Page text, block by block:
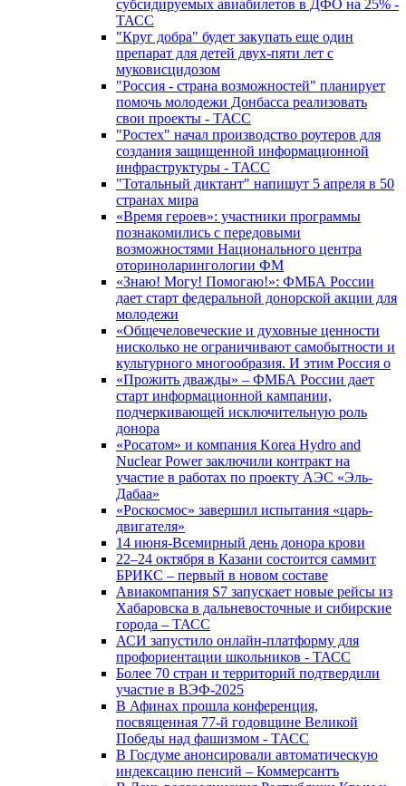
субсидируемых авиабилетов в ДФО на 25% -
ТАСС
"Круг добра" будет закупать еще один
препарат для детей двух-пяти лет с
муковисцидозом
"Россия - страна возможностей" планирует
помочь молодежи Донбасса реализовать
свои проекты - ТАСС
"Ростех" начал производство роутеров для
создания защищенной информационной
инфраструктуры - ТАСС
"Тотальный диктант" напишут 5 апреля в 50
странах мира
«Время героев»: участники программы
познакомились с передовыми
возможностями Национального центра
оториноларингологии ФМ
«Знаю! Могу! Помогаю!»: ФМБА России
дает старт федеральной донорской акции для
молодежи
«Общечеловеческие и духовные ценности
нисколько не ограничивают самобытности и
культурного многообразия. И этим Россия о
«Прожить дважды» – ФМБА России дает
старт информационной кампании,
подчеркивающей исключительную роль
донора
«Росатом» и компания Korea Hydro and
Nuclear Power заключили контракт на
участие в работах по проекту АЭС «Эль-
Дабаа»
«Роскосмос» завершил испытания «царь-
двигателя»
14 июня-Всемирный день донора крови
22–24 октября в Казани состоится саммит
БРИКС – первый в новом составе
Авиакомпания S7 запускает новые рейсы из
Хабаровска в дальневосточные и сибирские
города – ТАСС
АСИ запустило онлайн-платформу для
профориентации школьников - ТАСС
Более 70 стран и территорий подтвердили
участие в ВЭФ-2025
В Афинах прошла конференция,
посвященная 77-й годовщине Великой
Победы над фашизмом - ТАСС
В Госдуме анонсировали автоматическую
индексацию пенсий – Коммерсантъ